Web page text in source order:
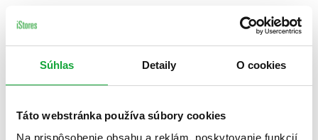
Súhlas Detaily O cookies
Táto webstránka používa súbory cookies
Na prispôsobenie obsahu a reklám, poskytovanie funkcií